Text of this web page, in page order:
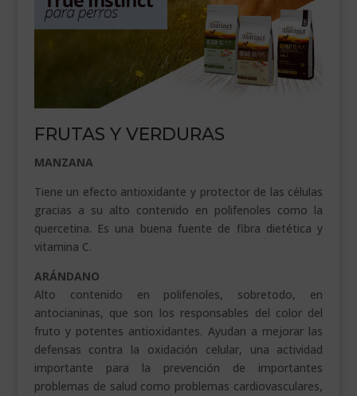
FRUTAS Y VERDURAS
MANZANA
Tiene un efecto antioxidante y protector de las células
gracias a su alto contenido en polifenoles como la
quercetina. Es una buena fuente de fibra dietética y
vitamina C.
ARÁNDANO
Alto contenido en polifenoles, sobretodo, en
antocianinas, que son los responsables del color del
fruto y potentes antioxidantes. Ayudan a mejorar las
defensas contra la oxidación celular, una actividad
importante para la prevención de importantes
problemas de salud como problemas cardiovasculares,